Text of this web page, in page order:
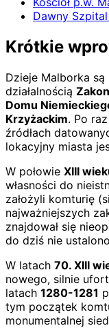
Dawny
Krótkie
Dzieje Malborka
działalnością
Domu
Krzyżackim. Po
źródłach
lokacyjny miasta
W połowie XIII
własności do
założyli komturię
najważniejszych
znajdował się
do dziś nie
W latach 70. XIII
nowego, silnie
latach 1280-1281
tym początek
monumentalnej